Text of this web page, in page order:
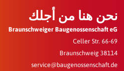
هنا من أجلك
Braunschweiger
Celler Str.